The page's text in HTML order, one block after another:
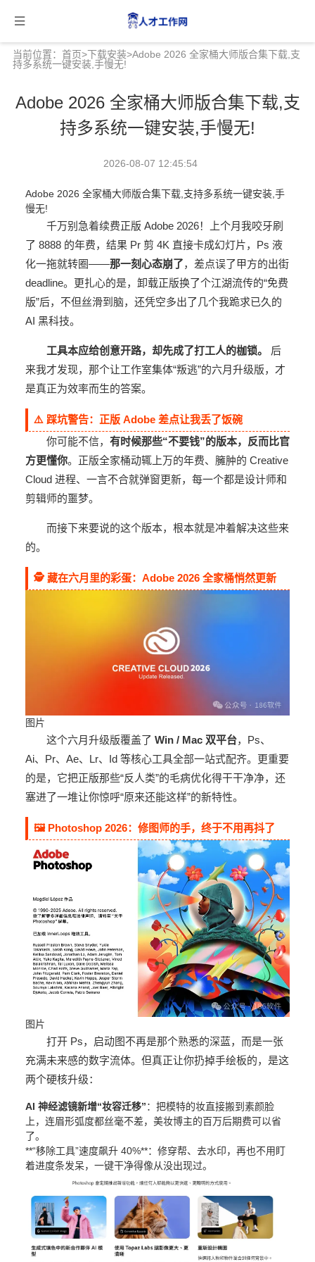
当前位置： 首页>下载安装>Adobe 2026 全家桶大师版合集下载,支
持多系统一键安装,手慢无!
Adobe 2026 全家桶大师版合集下载,支
持多系统一键安装,手慢无!
2026-08-07 12:45:54
Adobe 2026 全家桶大师版合集下载,支持多系统一键安装,手
慢无!
千万别急着续费正版 Adobe 2026！上个月我咬牙刷
了 8888 的年费，结果 Pr 剪 4K 直接卡成幻灯片，Ps 液
化一拖就转圈——那一刻心态崩了，差点误了甲方的出街
deadline。更扎心的是，卸载正版换了个江湖流传的“免费
版”后，不但丝滑到脑，还凭空多出了几个我跪求已久的
AI 黑科技。
工具本应给创意开路，却先成了打工人的枷锁。
后
来我才发现，那个让工作室集体“叛逃”的六月升级版，才
是真正为效率而生的答案。
⚠️ 踩坑警告：正版 Adobe 差点让我丢了饭碗
你可能不信， 有时候那些“不要钱”的版本，反而比官
方更懂你。正版全家桶动辄上万的年费、臃肿的 Creative
Cloud 进程、一言不合就弹窗更新，每一个都是设计师和
剪辑师的噩梦。
而接下来要说的这个版本，根本就是冲着解决这些来
的。
🕵️ 藏在六月里的彩蛋：Adobe 2026 全家桶悄然更新
图片
这个六月升级版覆盖了 Win / Mac 双平台，Ps、
Ai、Pr、Ae、Lr、Id 等核心工具全部一站式配齐。更重要
的是，它把正版那些“反人类”的毛病优化得干干净净，还
塞进了一堆让你惊呼“原来还能这样”的新特性。
🖼️ Photoshop 2026：修图师的手，终于不用再抖了
图片
打开 Ps，启动图不再是那个熟悉的深蓝，而是一张
充满未来感的数字流体。但真正让你扔掉手绘板的，是这
两个硬核升级：
AI 神经滤镜新增“妆容迁移”：把模特的妆直接搬到素颜脸
上，连眉形弧度都丝毫不差，美妆博主的百万后期费可以省
了。
**“移除工具”速度飙升 40%**：修穿帮、去水印，再也不用盯
着进度条发呆，一键干净得像从没出现过。